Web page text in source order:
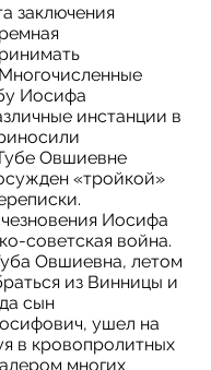
заключения
Иосифа
инстанции в
Овшиевне
«тройкой»
Иосифа
советская война.
Овшиевна, летом
из Винницы и
сын
ушел на
в кровопролитных
многих